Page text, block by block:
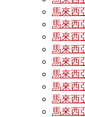
馬來西
馬來西
馬來西
馬來西
馬來西
馬來西
馬來西
馬來西
馬來西